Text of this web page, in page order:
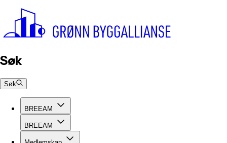
Søk
Søk
BREEAM
BREEAM